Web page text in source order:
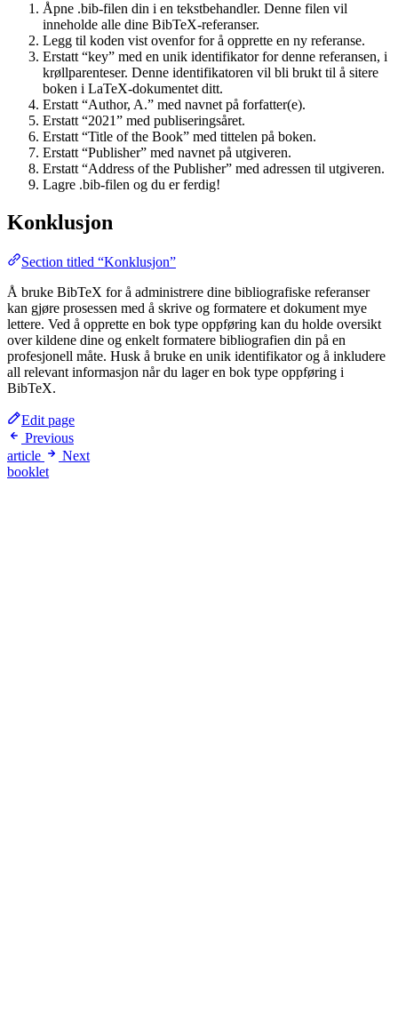
Åpne .bib-filen din i en tekstbehandler. Denne filen vil
inneholde alle dine BibTeX-referanser.
Legg til koden vist ovenfor for å opprette en ny referanse.
Erstatt “key” med en unik identifikator for denne referansen, i
krøllparenteser. Denne identifikatoren vil bli brukt til å sitere
boken i LaTeX-dokumentet ditt.
Erstatt “Author, A.” med navnet på forfatter(e).
Erstatt “2021” med publiseringsåret.
Erstatt “Title of the Book” med tittelen på boken.
Erstatt “Publisher” med navnet på utgiveren.
Erstatt “Address of the Publisher” med adressen til utgiveren.
Lagre .bib-filen og du er ferdig!
Konklusjon
Section titled “Konklusjon”
Å bruke BibTeX for å administrere dine bibliografiske referanser
kan gjøre prosessen med å skrive og formatere et dokument mye
lettere. Ved å opprette en bok type oppføring kan du holde oversikt
over kildene dine og enkelt formatere bibliografien din på en
profesjonell måte. Husk å bruke en unik identifikator og å inkludere
all relevant informasjon når du lager en bok type oppføring i
BibTeX.
Edit page
Previous
article
Next
booklet